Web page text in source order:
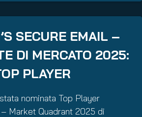
SECURE EMAIL –
DI MERCATO 2025:
PLAYER
nominata Top Player
Market Quadrant 2025 di